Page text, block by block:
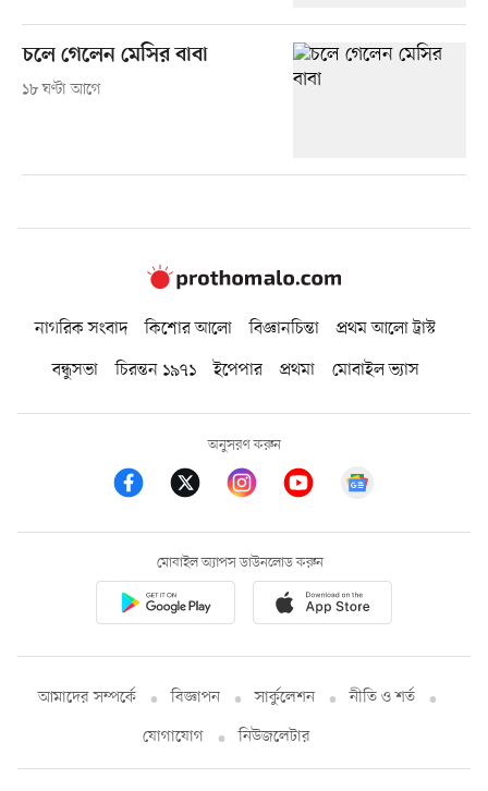
চলে গেলেন মেসির বাবা
১৮ ঘণ্টা আগে
নাগরিক সংবাদ কিশোর আলো বিজ্ঞানচিন্তা
প্রথম আলো ট্রাস্ট
বন্ধুসভা
চিরন্তন ১৯৭১ ইপেপার প্রথমা মোবাইল ভ্যাস
অনুসরণ করুন
মোবাইল অ্যাপস ডাউনলোড করুন
আমাদের সম্পর্কে বিজ্ঞাপন সার্কুলেশন
নীতি ও শর্ত
যোগাযোগ
নিউজলেটার